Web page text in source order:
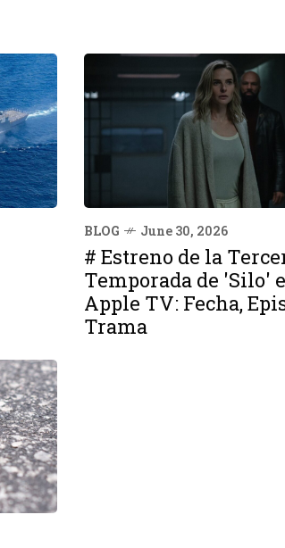
BLOG June 30, 2026
# Estreno de la
Temporada de 'Silo'
Apple TV: Fecha,
Trama